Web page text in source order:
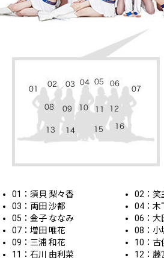
01：須貝 梨々香
02：笑
03：両田 沙都
04：木
05：金子 ななみ
06：大
07：増田 唯花
08：小
09：三浦 和花
10：古
11：石川 由利菜
12：藤